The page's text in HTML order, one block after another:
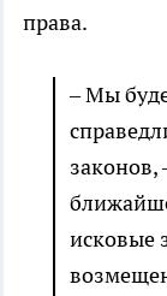
права.
– Мы
законов,
исковые